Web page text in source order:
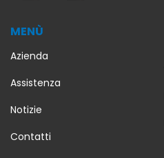
MENÙ
Azienda
Assistenza
Notizie
Contatti